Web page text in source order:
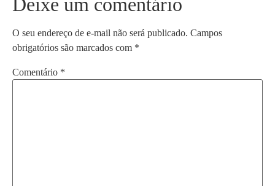
Deixe um comentário
O seu endereço de e-mail não será publicado. Campos
obrigatórios são marcados com *
Comentário *